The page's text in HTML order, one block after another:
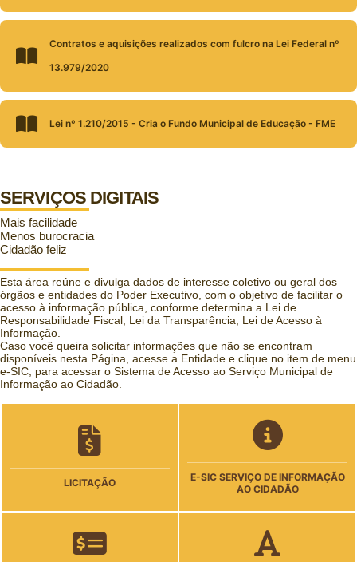
Contratos e aquisições realizados com fulcro na Lei Federal nº
13.979/2020
Lei nº 1.210/2015 - Cria o Fundo Municipal de Educação - FME
SERVIÇOS DIGITAIS
Mais facilidade
Menos burocracia
Cidadão feliz
Esta área reúne e divulga dados de interesse coletivo ou geral dos
órgãos e entidades do Poder Executivo, com o objetivo de facilitar o
acesso à informação pública, conforme determina a Lei de
Responsabilidade Fiscal, Lei da Transparência, Lei de Acesso à
Informação.
Caso você queira solicitar informações que não se encontram
disponíveis nesta Página, acesse a Entidade e clique no item de menu
e-SIC, para acessar o Sistema de Acesso ao Serviço Municipal de
Informação ao Cidadão.
LICITAÇÃO
E-SIC SERVIÇO DE INFORMAÇÃO
AO CIDADÃO